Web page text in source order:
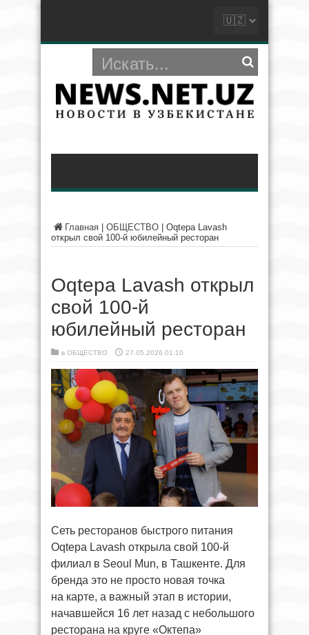
Главная ОБЩЕСТВО
Oqtepa Lavash
открыл свой 100-й юбилейный ресторан
Oqtepa Lavash открыл
свой 100-й
юбилейный ресторан
в ОБЩЕСТВО 27.05.2026 01:10
Сеть ресторанов быстрого питания
Oqtepa Lavash открыла свой 100-й
филиал в Seoul Mun, в Ташкенте. Для
бренда это не просто новая точка
на карте, а важный этап в истории,
начавшейся 16 лет назад с небольшого
ресторана на круге «Октепа»